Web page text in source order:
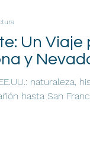
Un Viaje
y
naturaleza,
hasta San